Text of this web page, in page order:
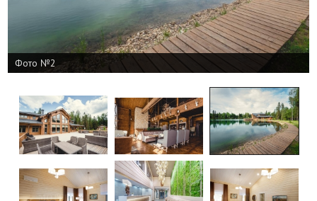
Фото №2